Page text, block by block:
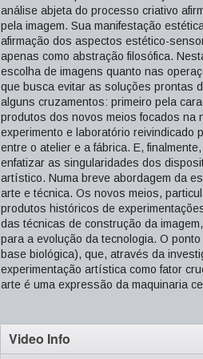
análise abjeta do processo criativo
pela imagem. Sua manifestação
afirmação dos aspectos estético-
apenas como abstração filosófica.
escolha de imagens quanto nas
que busca evitar as soluções prontas
alguns cruzamentos: primeiro pela
produtos dos novos meios focados na
experimento e laboratório reivindicado
entre o atelier e a fábrica. E,
enfatizar as singularidades dos
artístico. Numa breve abordagem da
arte e técnica. Os novos meios,
produtos históricos de
das técnicas de construção da
para a evolução da tecnologia. O
base biológica), que, através da
experimentação artística como fator
arte é uma expressão da maquinaria
Video Info